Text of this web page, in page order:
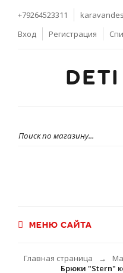
+79264523311
Вход
Регистрация
МЕНЮ САЙТА
Главная страница →
Брюки "Stern"